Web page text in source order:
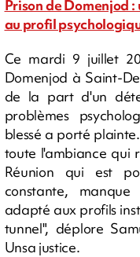
Prison de Domenjod
au profil
Ce mardi 9 juillet
Domenjod à Saint-
de la part d'un
problèmes
blessé a porté
toute l'ambiance qui
Réunion qui est
constante, manque
adapté aux profils
tunnel", déplore
Unsa justice.